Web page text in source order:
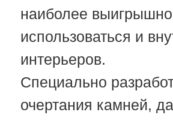
наиболее
использоваться и
интерьеров.
Специально
очертания камней,